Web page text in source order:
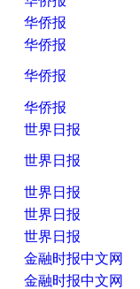
华侨报
华侨报
华侨报
华侨报
世界日报
世界日报
世界日报
世界日报
世界日报
金融时报中文网
金融时报中文网